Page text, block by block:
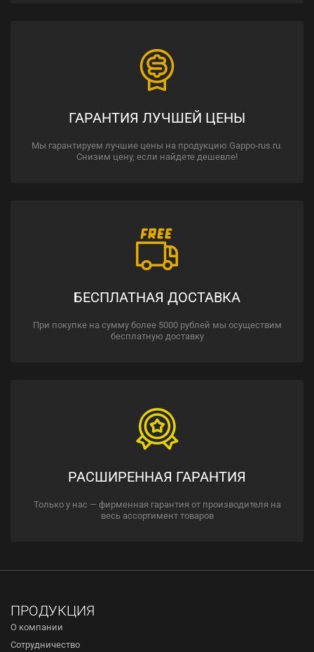
ГАРАНТИЯ ЛУЧШЕЙ ЦЕНЫ
Мы гарантируем лучшие цены на продукцию Gappo-rus.ru.
Снизим цену, если найдете дешевле!
БЕСПЛАТНАЯ ДОСТАВКА
При покупке на сумму более 5000 рублей мы осуществим
бесплатную доставку
РАСШИРЕННАЯ ГАРАНТИЯ
Только у нас — фирменная гарантия от производителя на
весь ассортимент товаров
ПРОДУКЦИЯ
О компании
Сотрудничество